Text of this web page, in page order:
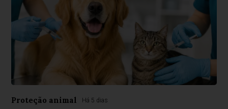
Proteção animal Há 5 dias